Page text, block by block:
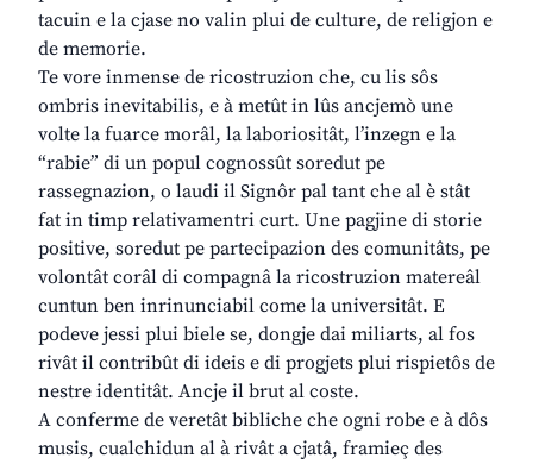
tacuin e la cjase no valin plui de culture, de religjon e
de memorie.
Te vore inmense de ricostruzion che, cu lis sôs
ombris inevitabilis, e à metût in lûs ancjemò une
volte la fuarce morâl, la laboriositât, l’inzegn e la
“rabie” di un popul cognossût soredut pe
rassegnazion, o laudi il Signôr pal tant che al è stât
fat in timp relativamentri curt. Une pagjine di storie
positive, soredut pe partecipazion des comunitâts, pe
volontât corâl di compagnâ la ricostruzion matereâl
cuntun ben inrinunciabil come la universitât. E
podeve jessi plui biele se, dongje dai miliarts, al fos
rivât il contribût di ideis e di progjets plui rispietôs de
nestre identitât. Ancje il brut al coste.
A conferme de veretât bibliche che ogni robe e à dôs
musis, cualchidun al à rivât a cjatâ, framieç des